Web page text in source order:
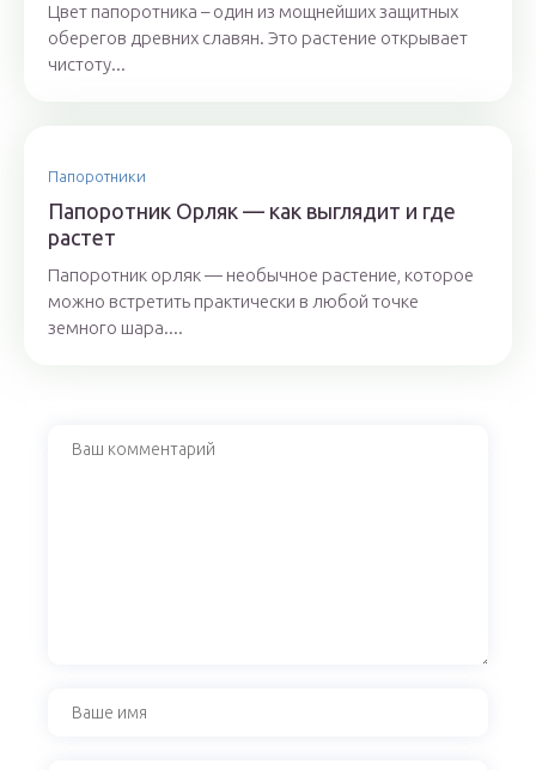
Цвет папоротника – один из мощнейших защитных
оберегов древних славян. Это растение открывает
чистоту...
Папоротники
Папоротник Орляк — как выглядит и где
растет
Папоротник орляк — необычное растение, которое
можно встретить практически в любой точке
земного шара....